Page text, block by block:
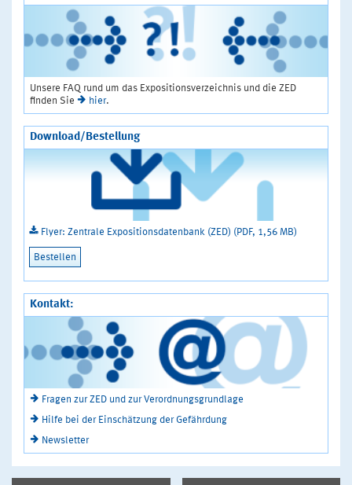
Unsere FAQ rund um das Expositionsverzeichnis und die ZED
finden Sie
hier.
Download/Bestellung
Flyer: Zentrale Expositionsdatenbank (ZED) (PDF, 1,56 MB)
Bestellen
Kontakt:
Fragen zur ZED und zur Verordnungsgrundlage
Hilfe bei der Einschätzung der Gefährdung
Newsletter